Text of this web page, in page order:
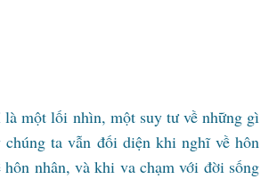
một lối nhìn, một suy tư về những gì
chúng ta vẫn đối diện khi nghĩ về hôn
nhân, và khi va chạm với đời sống